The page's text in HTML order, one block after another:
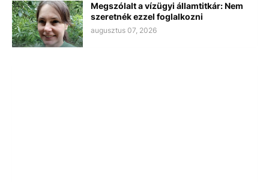
Megszólalt a vízügyi államtitkár: Nem
szeretnék ezzel foglalkozni
augusztus 07, 2026